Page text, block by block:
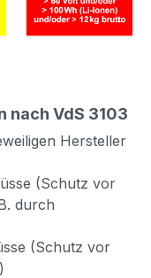
nach VdS 3103
Hersteller
(Schutz vor
durch
(Schutz vor